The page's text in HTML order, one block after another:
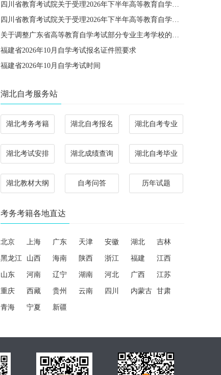
四川省教育考试院关于受理2026年下半年高等教育自学考试省际转考申请的通告
四川省教育考试院关于受理2026年下半年高等教育自学考试考籍更改申请的通告
关于调整广东省高等教育自学考试部分专业主考学校的通知
福建省2026年10月自学考试报名证件照要求
福建省2026年10月自学考试时间
湖北自考服务站
湖北考务考籍 湖北自考报名 湖北自考专业
湖北考试安排 湖北成绩查询 湖北自考毕业
湖北教材大纲 自考问答 历年试题
考务考籍各地直达
北京 上海 广东 天津 安徽 湖北 吉林
黑龙江 山西 海南 陕西 浙江 福建 江西
山东 河南 辽宁 湖南 河北 广西 江苏
重庆 西藏 贵州 云南 四川 内蒙古 甘肃
青海 宁夏 新疆